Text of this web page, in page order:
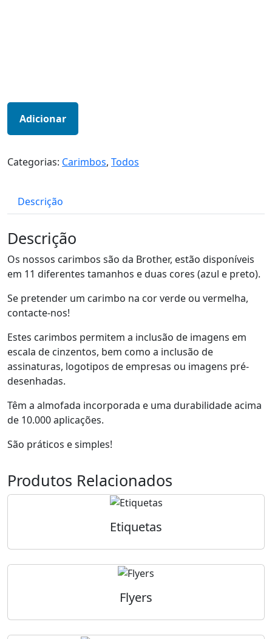
Adicionar
Categorias: Carimbos, Todos
Descrição
Descrição
Os nossos carimbos são da Brother, estão disponíveis
em 11 diferentes tamanhos e duas cores (azul e preto).
Se pretender um carimbo na cor verde ou vermelha,
contacte-nos!
Estes carimbos permitem a inclusão de imagens em
escala de cinzentos, bem como a inclusão de
assinaturas, logotipos de empresas ou imagens pré-
desenhadas.
Têm a almofada incorporada e uma durabilidade acima
de 10.000 aplicações.
São práticos e simples!
Produtos Relacionados
Etiquetas
Flyers